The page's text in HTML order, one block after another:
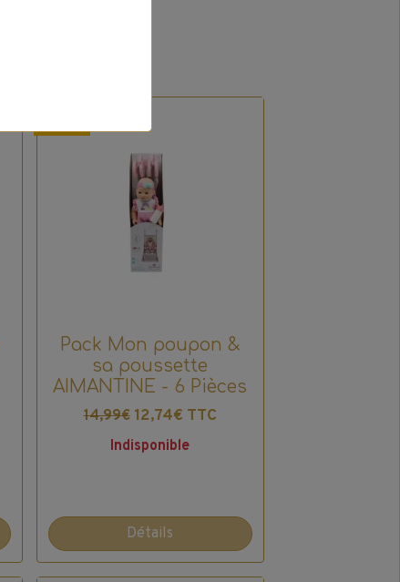
Pack Mon poupon &
sa poussette
AIMANTINE - 6 Pièces
14,99€ 12,74€ TTC
Indisponible
Détails